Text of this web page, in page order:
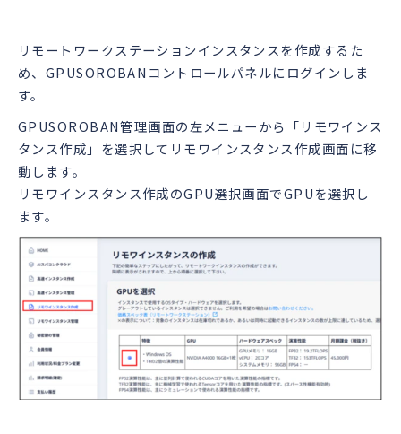
リモートワークステーションインスタンスを作成するた
め、GPUSOROBANコントロールパネルにログインしま
す。
GPUSOROBAN管理画面の左メニューから「リモワインス
タンス作成」を選択してリモワインスタンス作成画面に移
動します。
リモワインスタンス作成のGPU選択画面でGPUを選択し
ます。